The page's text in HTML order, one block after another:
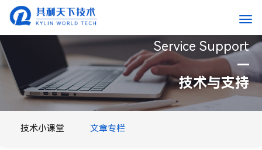
电机专用芯片
医疗类专用芯片
无刷电机驱动方案
智慧医疗
汽车电子
美容个护
技术小课堂 公司新闻
Service Support
技术与支持
技术小课堂 文章专栏